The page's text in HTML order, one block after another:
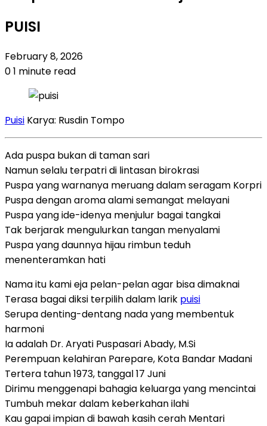
PUISI
February 8, 2026
01 minute read
Puisi Karya: Rusdin Tompo
Ada puspa bukan di taman sari
Namun selalu terpatri di lintasan birokrasi
Puspa yang warnanya meruang dalam seragam Korpri
Puspa dengan aroma alami semangat melayani
Puspa yang ide-idenya menjulur bagai tangkai
Tak berjarak mengulurkan tangan menyalami
Puspa yang daunnya hijau rimbun teduh
menenteramkan hati
Nama itu kami eja pelan-pelan agar bisa dimaknai
Terasa bagai diksi terpilih dalam larik puisi
Serupa denting-dentang nada yang membentuk
harmoni
Ia adalah Dr. Aryati Puspasari Abady, M.Si
Perempuan kelahiran Parepare, Kota Bandar Madani
Tertera tahun 1973, tanggal 17 Juni
Dirimu menggenapi bahagia keluarga yang mencintai
Tumbuh mekar dalam keberkahan ilahi
Kau gapai impian di bawah kasih cerah Mentari